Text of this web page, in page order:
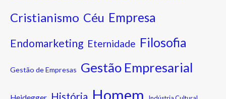
Cristianismo Céu Empresa
Endomarketing Eternidade Filosofia
Gestão de Empresas Gestão Empresarial
História Homem